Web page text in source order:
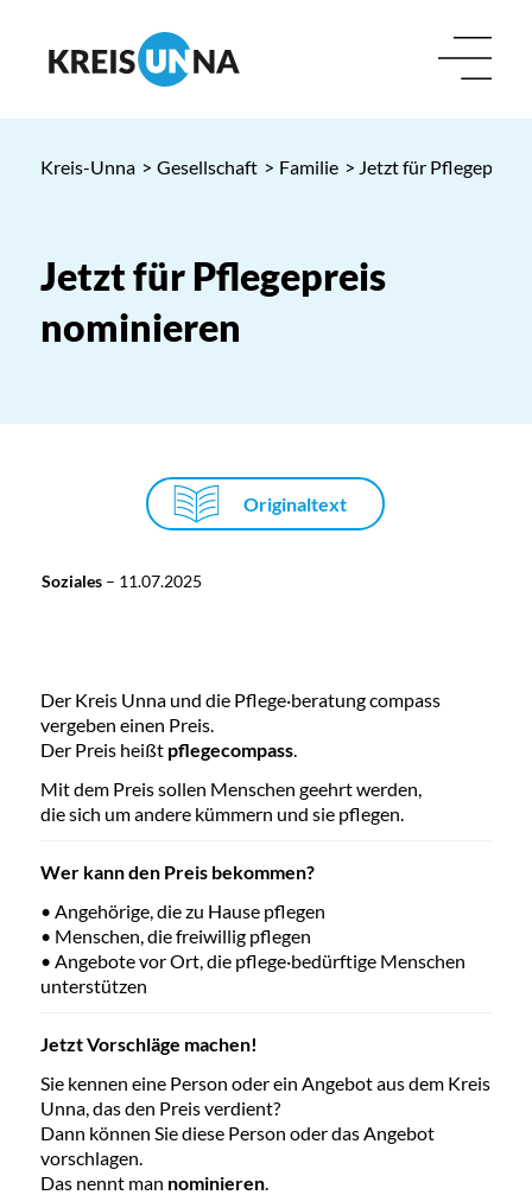
Kreis-Unna > Gesellschaft > Familie > Jetzt für Pflegepreis
Jetzt für Pflegepreis
nominieren
Originaltext
Soziales– 11.07.2025
Der Kreis Unna und die Pflege·beratung compass
vergeben einen Preis.
Der Preis heißt pflegecompass.
Mit dem Preis sollen Menschen geehrt werden,
die sich um andere kümmern und sie pflegen.
Wer kann den Preis bekommen?
• Angehörige, die zu Hause pflegen
• Menschen, die freiwillig pflegen
• Angebote vor Ort, die pflege·bedürftige Menschen
unterstützen
Jetzt Vorschläge machen!
Sie kennen eine Person oder ein Angebot aus dem Kreis
Unna, das den Preis verdient?
Dann können Sie diese Person oder das Angebot
vorschlagen.
Das nennt man nominieren.